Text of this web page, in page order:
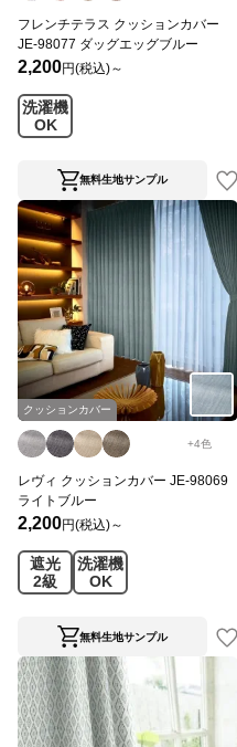
フレンチテラス クッションカバー
JE-98077 ダッグエッグブルー
2,200円(税込)～
洗濯機
OK
無料生地サンプル
クッションカバー
+4色
レヴィ クッションカバー JE-98069
ライトブルー
2,200円(税込)～
遮光
2級
洗濯機
OK
無料生地サンプル